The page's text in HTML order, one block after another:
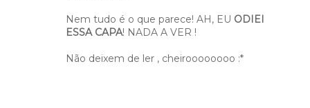
Nem tudo é o que parece! AH, EU ODIEI
ESSA CAPA! NADA A VER !
Não deixem de ler , cheiroooooooo :*